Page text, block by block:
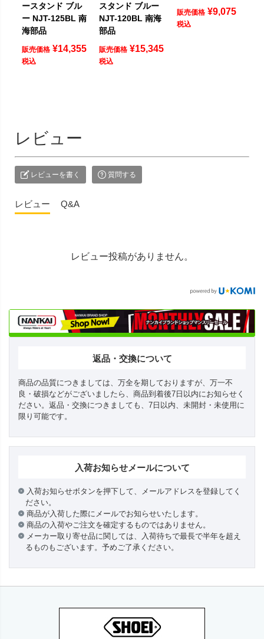
ースタンド ブル
ー NJT-125BL 南
海部品
販売価格 ¥14,355
税込
スタンド ブルー
NJT-120BL 南海
部品
販売価格 ¥15,345
税込
販売価格 ¥9,075
税込
レビュー
レビューを書く 質問する
レビュー Q&A
レビュー投稿がありません。
返品・交換について
商品の品質につきましては、万全を期しておりますが、万一不
良・破損などがございましたら、商品到着後7日以内にお知らせく
ださい。返品・交換につきましても、7日以内、未開封・未使用に
限り可能です。
入荷お知らせメールについて
入荷お知らせボタンを押下して、メールアドレスを登録してく
ださい。
商品が入荷した際にメールでお知らせいたします。
商品の入荷やご注文を確定するものではありません。
メーカー取り寄せ品に関しては、入荷待ちで最長で半年を超え
るものもございます。予めご了承ください。